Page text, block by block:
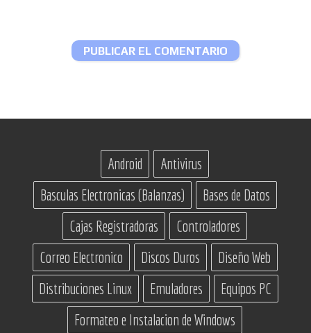
Android
Antivirus
Basculas Electronicas (Balanzas)
Bases de Datos
Cajas Registradoras
Controladores
Correo Electronico
Discos Duros
Diseño Web
Distribuciones Linux
Emuladores
Equipos PC
Formateo e Instalacion de Windows